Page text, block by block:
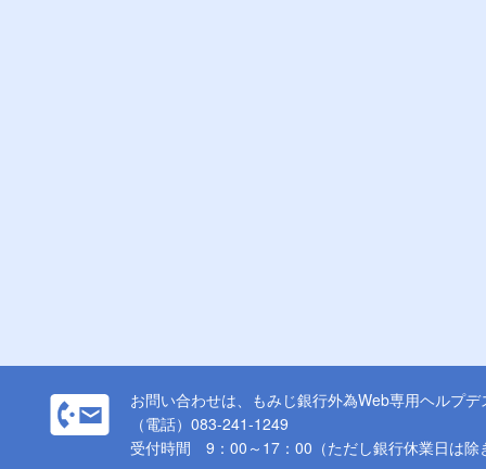
お問い合わせは、もみじ銀行外為Web専用ヘルプデ
（電話）083-241-1249
受付時間 9：00～17：00（ただし銀行休業日は除